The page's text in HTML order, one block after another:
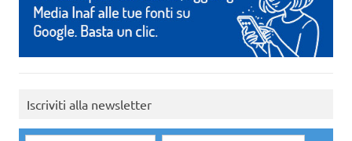
Iscriviti alla newsletter